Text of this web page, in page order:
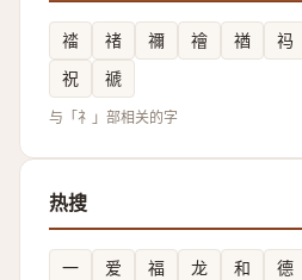
䄕 禇 禰 禬 禉 祃
祝
禠
与「礻」部相关的字
热搜
一 爱 福 龙 和 德